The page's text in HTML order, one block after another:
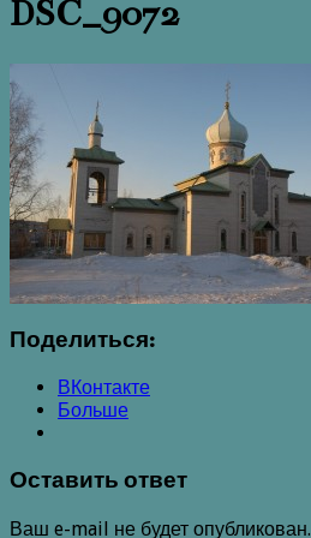
DSC_9072
Поделиться:
ВКонтакте
Больше
Оставить ответ
Ваш e-mail не будет опубликован.